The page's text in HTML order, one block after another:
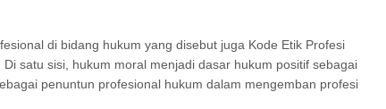
di bidang hukum yang disebut juga Kode Etik Profesi
satu sisi, hukum moral menjadi dasar hukum positif sebagai
penuntun profesional hukum dalam mengemban profesi